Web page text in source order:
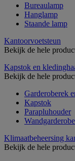
Bureaulamp
Hanglamp
Staande lamp
Kantoorvoetsteun
Bekijk de hele
Kapstok en
Bekijk de hele
Garderoberek
Kapstok
Parapluhouder
Klimaatbeheersing
Bekijk de hele